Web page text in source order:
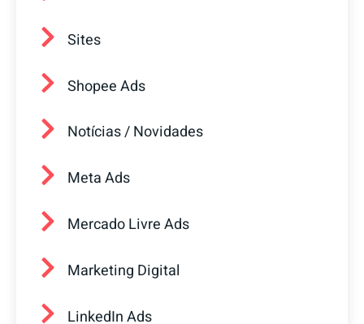
Sites
Shopee Ads
Notícias / Novidades
Meta Ads
Mercado Livre Ads
Marketing Digital
LinkedIn Ads